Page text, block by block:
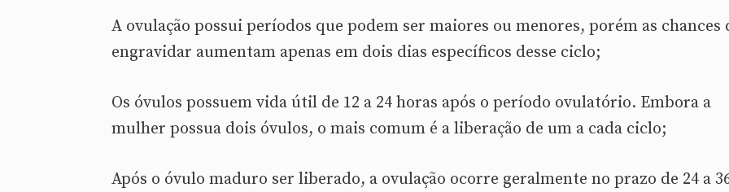
A ovulação possui períodos que podem ser maiores ou menores, porém as chances
engravidar aumentam apenas em dois dias específicos desse ciclo;
Os óvulos possuem vida útil de 12 a 24 horas após o período ovulatório. Embora a
mulher possua dois óvulos, o mais comum é a liberação de um a cada ciclo;
Após o óvulo maduro ser liberado, a ovulação ocorre geralmente no prazo de 24 a